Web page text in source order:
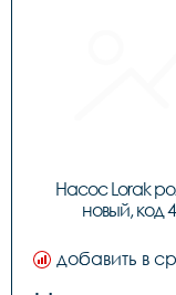
Насос Lorak
новый, код
добавить в